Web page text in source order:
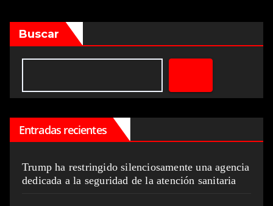
Buscar
Entradas recientes
Trump ha restringido silenciosamente una agencia
dedicada a la seguridad de la atención sanitaria